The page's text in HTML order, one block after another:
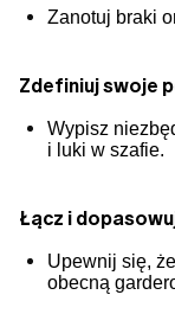
Zanotuj braki
Zdefiniuj swoje
Wypisz
i luki w szafie.
Łącz i
Upewnij się,
obecną